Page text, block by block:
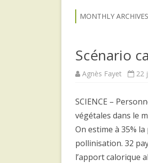
MONTHLY
Scénario
Agnès Fayet 22
SCIENCE –
végétales dans le
On estime à 35%
pollinisation. 32
l’apport calorique